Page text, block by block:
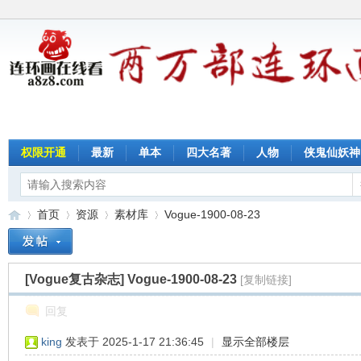
权限开通 最新 单本 四大名著 人物 侠鬼仙妖神
»
首页
›
资源
›
素材库
›
Vogue-1900-08-23
[Vogue复古杂志] Vogue-1900-08-23 [复制链接]
回复
king 发表于 2025-1-17 21:36:45 | 显示全部楼层